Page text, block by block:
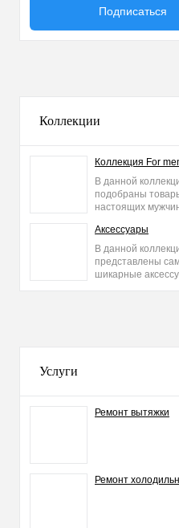
Коллекции
Коллекция For
В данной
подобраны
настоящих
Аксессуары
В данной
представлены
шикарные
Услуги
Ремонт вытяжки
Ремонт